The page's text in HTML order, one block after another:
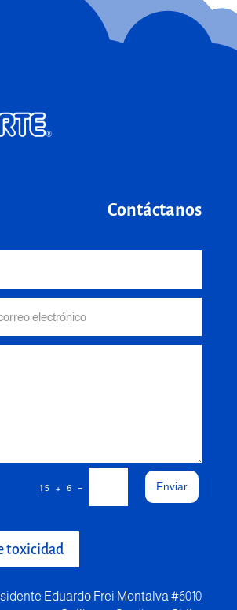
Contáctanos
15 + 6 = Enviar
toxicidad
Eduardo Frei Montalva #6010